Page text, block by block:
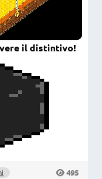
il distintivo!
495